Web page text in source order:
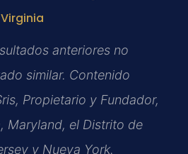
anteriores no
similar. Contenido
Propietario y Fundador,
Maryland, el Distrito de
y Nueva York.